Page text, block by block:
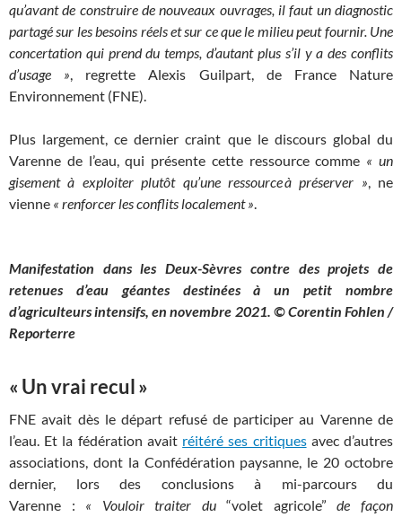
qu’avant de construire de nouveaux ouvrages, il faut un diagnostic
partagé sur les besoins réels et sur ce que le milieu peut fournir. Une
concertation qui prend du temps, d’autant plus s’il y a des conflits
d’usage
», regrette Alexis Guilpart, de France Nature
Environnement (FNE).
Plus largement, ce dernier craint que le discours global du
Varenne de l’eau, qui présente cette ressource comme « un
gisement à exploiter plutôt qu’une ressource à préserver », ne
vienne « renforcer les conflits localement ».
Manifestation dans les Deux-Sèvres contre des projets de
retenues d’eau géantes destinées à un petit nombre
d’agriculteurs intensifs, en novembre 2021. © Corentin Fohlen /
Reporterre
« Un vrai recul»
FNE avait dès le départ refusé de participer au Varenne de
l’eau. Et la fédération avait réitéré ses critiquesavec d’autres
associations, dont la Confédération paysanne, le 20 octobre
dernier, lors des conclusions à mi-parcours du
Varenne : « Vouloir traiter du“volet agricole” de façon